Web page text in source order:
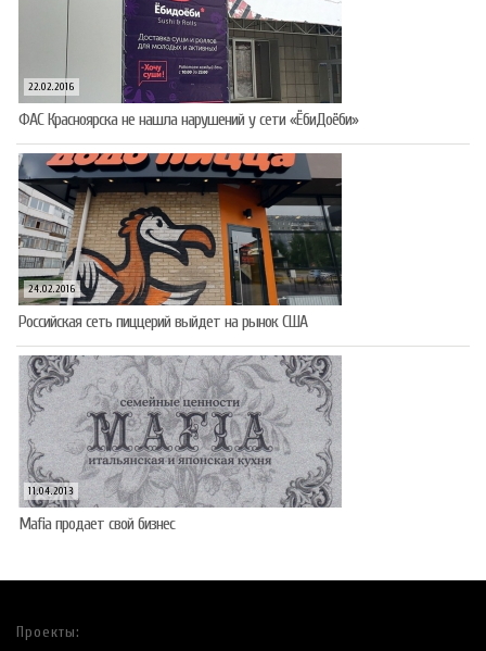
22.02.2016
ФАС Красноярска не нашла нарушений у сети «ЁбиДоёби»
24.02.2016
Российская сеть пиццерий выйдет на рынок США
11.04.2013
Mafia продает свой бизнес
Проекты: